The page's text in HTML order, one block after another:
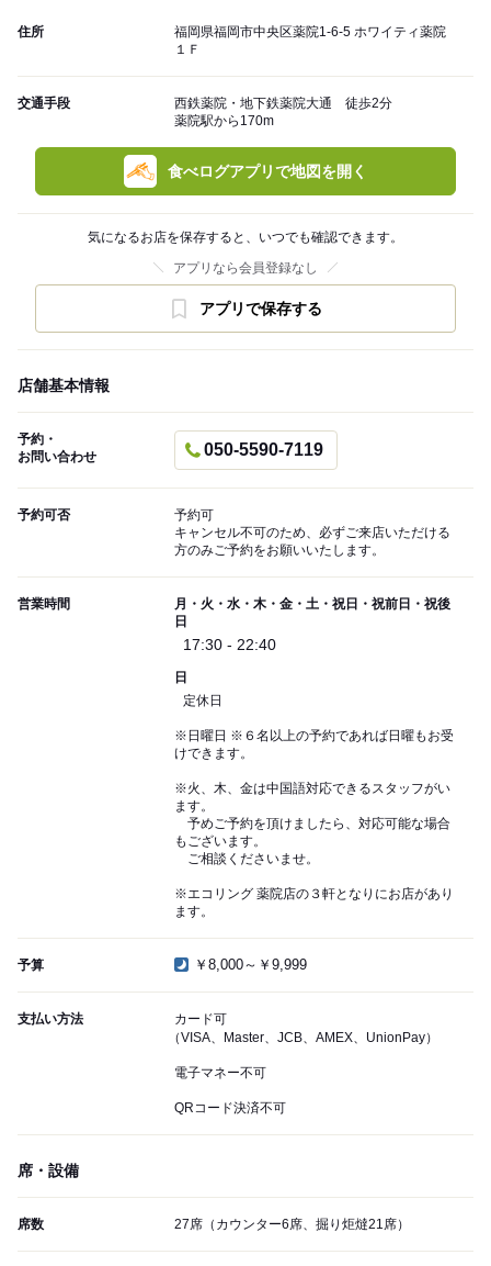
住所
福岡県福岡市中央区薬院1-6-5 ホワイティ薬院
１Ｆ
交通手段
西鉄薬院・地下鉄薬院大通 徒歩2分
薬院駅から170m
食べログアプリで地図を開く
気になるお店を保存すると、いつでも確認できます。
アプリなら会員登録なし
アプリで保存する
店舗基本情報
予約・
お問い合わせ
050-5590-7119
予約可否
予約可
キャンセル不可のため、必ずご来店いただける
方のみご予約をお願いいたします。
営業時間
月・火・水・木・金・土・祝日・祝前日・祝後
日
17:30 - 22:40
日
定休日
※日曜日 ※６名以上の予約であれば日曜もお受
けできます。
※火、木、金は中国語対応できるスタッフがい
ます。
予めご予約を頂けましたら、対応可能な場合
もございます。
ご相談くださいませ。
※エコリング 薬院店の３軒となりにお店があり
ます。
予算 ￥8,000～￥9,999
支払い方法
カード可
（VISA、Master、JCB、AMEX、UnionPay）
電子マネー不可
QRコード決済不可
席・設備
席数 27席（カウンター6席、掘り炬燵21席）